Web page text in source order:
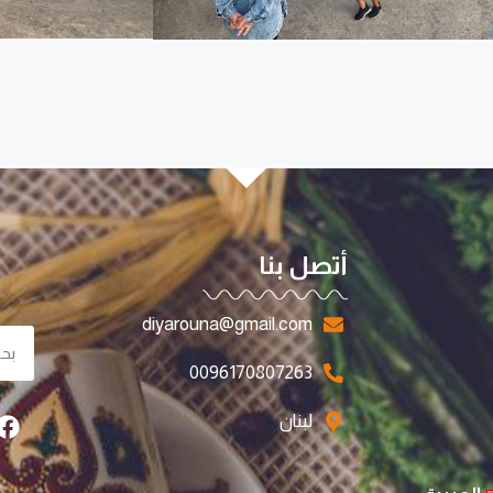
أتصل بنا
diyarouna@gmail.com
0096170807263
لبنان